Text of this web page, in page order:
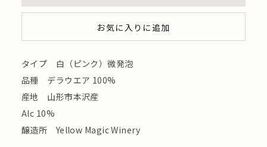
お気に入りに追加
タイプ 白（ピンク）微発泡
品種 デラウエア 100%
産地 山形市本沢産
Alc 10%
醸造所 Yellow Magic Winery